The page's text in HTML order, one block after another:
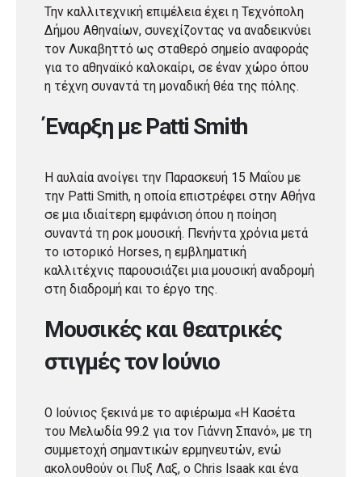
Την καλλιτεχνική επιμέλεια έχει η Τεχνόπολη
Δήμου Αθηναίων, συνεχίζοντας να αναδεικνύει
τον Λυκαβηττό ως σταθερό σημείο αναφοράς
για το αθηναϊκό καλοκαίρι, σε έναν χώρο όπου
η τέχνη συναντά τη μοναδική θέα της πόλης.
Έναρξη με Patti Smith
Η αυλαία ανοίγει την Παρασκευή 15 Μαΐου με
την Patti Smith, η οποία επιστρέφει στην Αθήνα
σε μια ιδιαίτερη εμφάνιση όπου η ποίηση
συναντά τη ροκ μουσική. Πενήντα χρόνια μετά
το ιστορικό Horses, η εμβληματική
καλλιτέχνις παρουσιάζει μια μουσική αναδρομή
στη διαδρομή και το έργο της.
Μουσικές και θεατρικές
στιγμές τον Ιούνιο
Ο Ιούνιος ξεκινά με το αφιέρωμα «Η Κασέτα
του Μελωδία 99.2 για τον Γιάννη Σπανό», με τη
συμμετοχή σημαντικών ερμηνευτών, ενώ
ακολουθούν οι Πυξ Λαξ, ο Chris Isaak και ένα